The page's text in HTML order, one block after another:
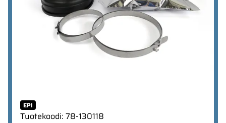
EPI
Tuotekoodi: 78-130118